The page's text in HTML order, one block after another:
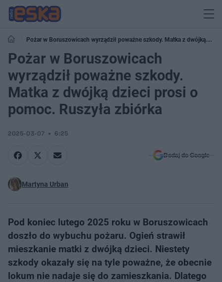
Pożar w Boruszowicach wyrządził poważne szkody. Matka z dwójką
dzieci prosi o pomoc. Ruszyła zbiórka
Pożar w Boruszowicach
wyrządził poważne szkody.
Matka z dwójką dzieci prosi o
pomoc. Ruszyła zbiórka
2025-03-07 6:25
Dodaj do Google
Martyna Urban
Pod koniec lutego 2025 roku w Boruszowicach
doszło do wybuchu pożaru. Ogień strawił
mieszkanie matki z dwójką dzieci. Niestety
szkody okazały się na tyle poważne, że obecnie
lokum nie nadaje się do zamieszkania. Dlatego